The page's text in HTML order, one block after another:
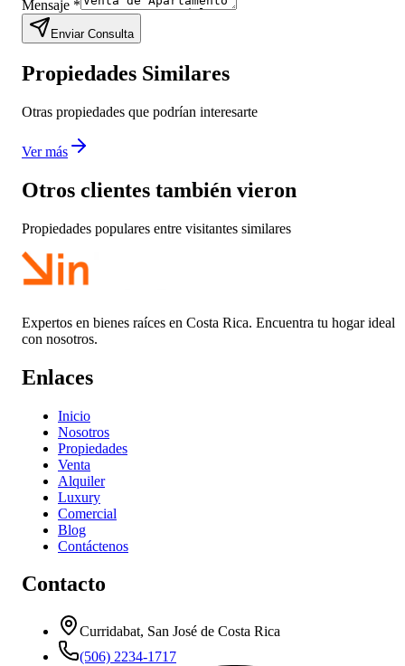
Mensaje *
Enviar Consulta
Propiedades Similares
Otras propiedades que podrían interesarte
Ver más
Otros clientes también vieron
Propiedades populares entre visitantes similares
Expertos en bienes raíces en Costa Rica. Encuentra tu hogar ideal
con nosotros.
Enlaces
Inicio
Nosotros
Propiedades
Venta
Alquiler
Luxury
Comercial
Blog
Contáctenos
Contacto
Curridabat, San José de Costa Rica
(506) 2234-1717